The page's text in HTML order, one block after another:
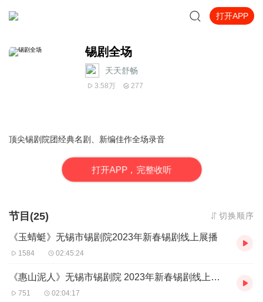
打开APP
锡剧全场
天天舒畅
3.58万 277
顶尖锡剧院团经典名剧、新编佳作全场录音
打开APP，完整收听
节目(25) 切换顺序
《玉蜻蜓》无锡市锡剧院2023年新春锡剧线上展播
1584 02:45:24
《惠山泥人》无锡市锡剧院 2023年新春锡剧线上展播
751 02:04:17